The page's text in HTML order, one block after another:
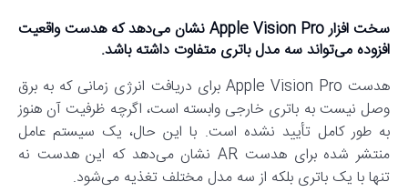
سخت‌ افزار Apple Vision Pro نشان می‌دهد که هدست واقعیت
افزوده می‌تواند سه مدل باتری متفاوت داشته باشد.
هدست Apple Vision Pro برای دریافت انرژی زمانی که به برق
وصل نیست به باتری خارجی وابسته است، اگرچه ظرفیت آن هنوز
به طور کامل تأیید نشده است. با این حال، یک سیستم عامل
منتشر شده برای هدست AR نشان می‌دهد که این هدست نه
تنها با یک باتری بلکه از سه مدل مختلف تغذیه می‌شود.